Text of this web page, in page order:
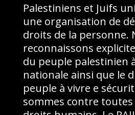
Palestiniens et Juifs
une organisation de
droits de la personne.
reconnaissons
du peuple palestinien
nationale ainsi que le
peuple à vivre e
sommes contre